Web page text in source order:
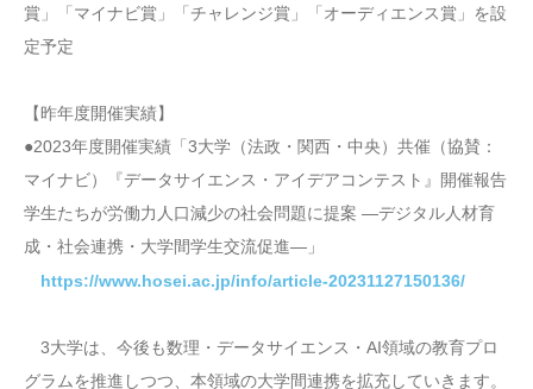
賞」「マイナビ賞」「チャレンジ賞」「オーディエンス賞」を設
定予定
【昨年度開催実績】
●2023年度開催実績「3大学（法政・関西・中央）共催（協賛：
マイナビ）『データサイエンス・アイデアコンテスト』開催報告
学生たちが労働力人口減少の社会問題に提案 ―デジタル人材育
成・社会連携・大学間学生交流促進―」
https://www.hosei.ac.jp/info/article-20231127150136/
3大学は、今後も数理・データサイエンス・AI領域の教育プロ
グラムを推進しつつ、本領域の大学間連携を拡充していきます。